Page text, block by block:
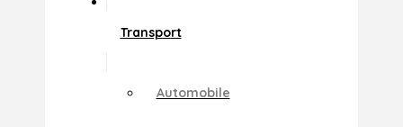
Transport
Automobile